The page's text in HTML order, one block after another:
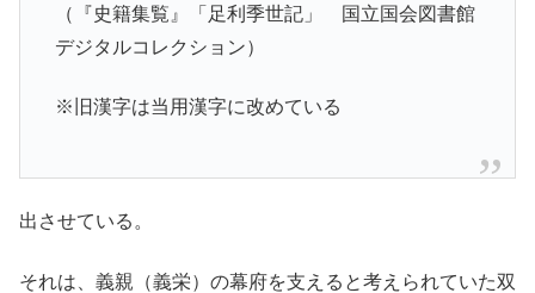
（『史籍集覧』「足利季世記」 国立国会図書館
デジタルコレクション）
※旧漢字は当用漢字に改めている
出させている。
それは、義親（義栄）の幕府を支えると考えられていた双